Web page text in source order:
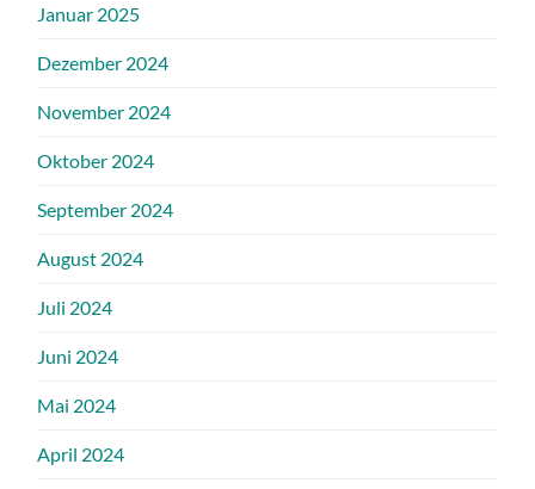
Januar 2025
Dezember 2024
November 2024
Oktober 2024
September 2024
August 2024
Juli 2024
Juni 2024
Mai 2024
April 2024